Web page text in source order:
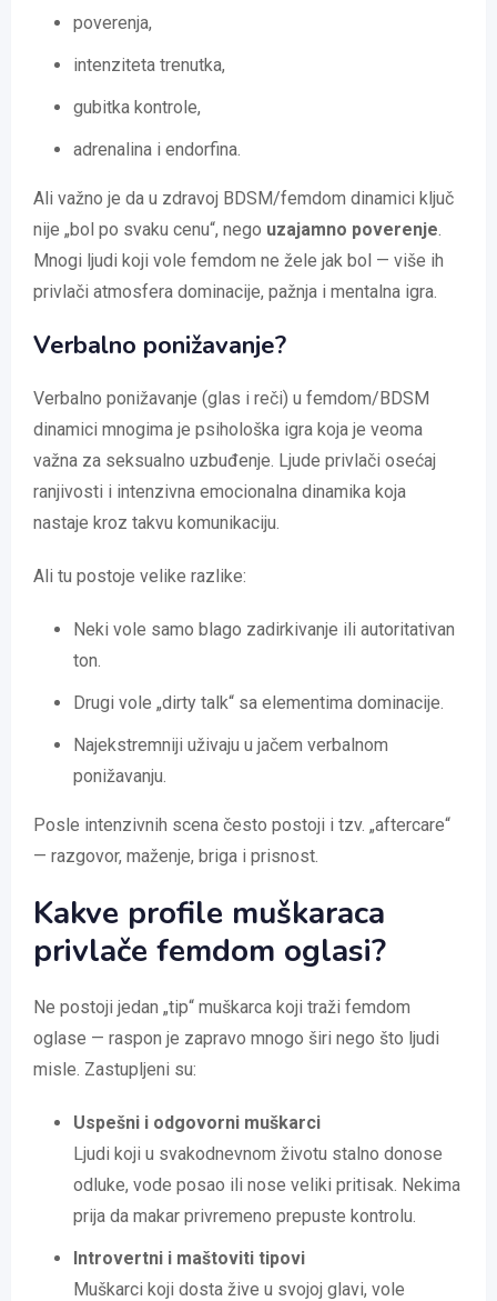
poverenja,
intenziteta trenutka,
gubitka kontrole,
adrenalina i endorfina.
Ali važno je da u zdravoj BDSM/femdom dinamici ključ
nije „bol po svaku cenu“, nego uzajamno poverenje.
Mnogi ljudi koji vole femdom ne žele jak bol — više ih
privlači atmosfera dominacije, pažnja i mentalna igra.
Verbalno ponižavanje?
Verbalno ponižavanje (glas i reči) u femdom/BDSM
dinamici mnogima je psihološka igra koja je veoma
važna za seksualno uzbuđenje. Ljude privlači osećaj
ranjivosti i intenzivna emocionalna dinamika koja
nastaje kroz takvu komunikaciju.
Ali tu postoje velike razlike:
Neki vole samo blago zadirkivanje ili autoritativan
ton.
Drugi vole „dirty talk“ sa elementima dominacije.
Najekstremniji uživaju u jačem verbalnom
ponižavanju.
Posle intenzivnih scena često postoji i tzv. „aftercare“
— razgovor, maženje, briga i prisnost.
Kakve profile muškaraca
privlače femdom oglasi?
Ne postoji jedan „tip“ muškarca koji traži femdom
oglase — raspon je zapravo mnogo širi nego što ljudi
misle. Zastupljeni su:
Uspešni i odgovorni muškarci
Ljudi koji u svakodnevnom životu stalno donose
odluke, vode posao ili nose veliki pritisak. Nekima
prija da makar privremeno prepuste kontrolu.
Introvertni i maštoviti tipovi
Muškarci koji dosta žive u svojoj glavi, vole